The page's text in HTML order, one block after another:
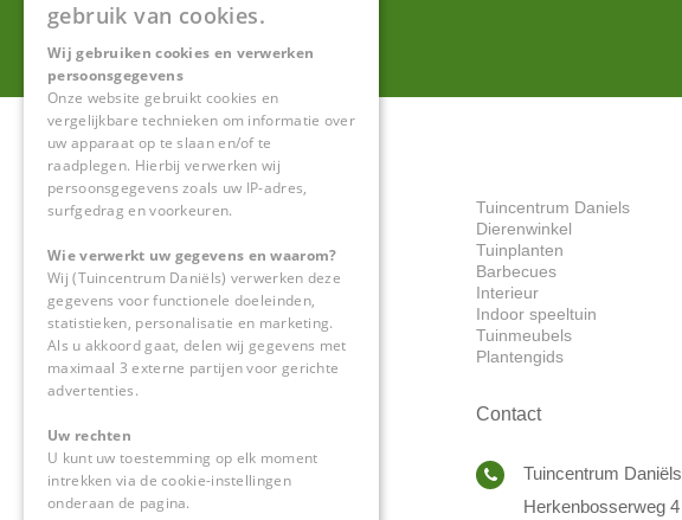
Tuincentrum Daniels
Dierenwinkel
Tuinplanten
Barbecues
Interieur
Indoor speeltuin
Tuinmeubels
Plantengids
Contact
Tuincentrum Daniëls
Herkenbosserweg 4
gebruik van cookies.
Wij gebruiken cookies en verwerken
persoonsgegevens
Onze website gebruikt cookies en
vergelijkbare technieken om informatie over
uw apparaat op te slaan en/of te
raadplegen. Hierbij verwerken wij
persoonsgegevens zoals uw IP-adres,
surfgedrag en voorkeuren.
Wie verwerkt uw gegevens en waarom?
Wij (Tuincentrum Daniëls) verwerken deze
gegevens voor functionele doeleinden,
statistieken, personalisatie en marketing.
Als u akkoord gaat, delen wij gegevens met
maximaal 3 externe partijen voor gerichte
advertenties.
Uw rechten
U kunt uw toestemming op elk moment
intrekken via de cookie-instellingen
onderaan de pagina.